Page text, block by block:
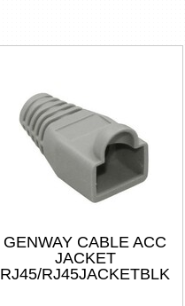
GENWAY CABLE ACC
JACKET
RJ45/RJ45JACKETBLK